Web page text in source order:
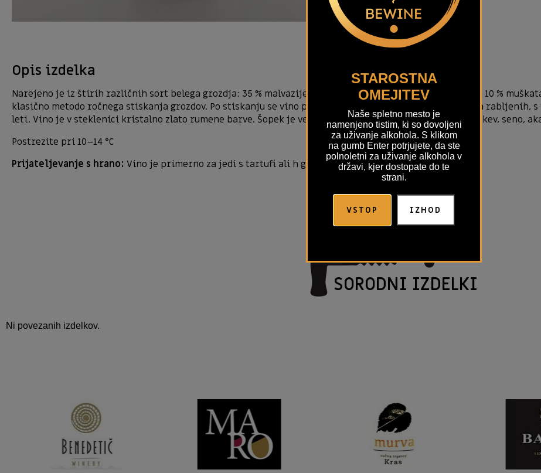
STAROSTNA
OMEJITEV
Naše spletno mesto je
namenjeno tistim, ki so dovoljeni
za uživanje alkohola. S klikom
na gumb Enter potrjujete, da ste
polnoletni za uživanje alkohola v
državi, kjer dostopate do te
strani.
VSTOP IZHOD
Opis izdelka
Narejeno je iz štirih različnih sort belega grozdja: 35 % malvazije, 35 % chardonnaya, 20 % sauvignona in 10 %
klasično metodo ročnega stiskanja grozdov. Po stiskanju se vino prelije v barike, polovica novih, polovica rabljenih,
leti. Vino je v steklenici kristalno zlato rumene barve. Šopek je večplasten: vonjamo zrele marelice, breskev, seno,
Postrezite pri 10–14 °C
Prijateljevanje s hrano: Vino je primerno za jedi s tartufi ali h grillani beli ribi oziroma zrelimi siri.
SORODNI IZDELKI
Ni povezanih izdelkov.